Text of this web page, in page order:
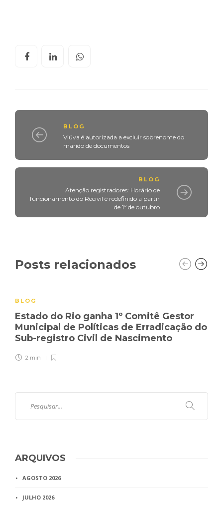
BLOG
Viúva é autorizada a excluir sobrenome do
marido de documentos
BLOG
Atenção registradores: Horário de
funcionamento do Recivil é redefinido a partir
de 1º de outubro
Posts relacionados
BLOG
Estado do Rio ganha 1º Comitê Gestor
Municipal de Políticas de Erradicação do
Sub-registro Civil de Nascimento
2 min
ARQUIVOS
AGOSTO 2026
JULHO 2026